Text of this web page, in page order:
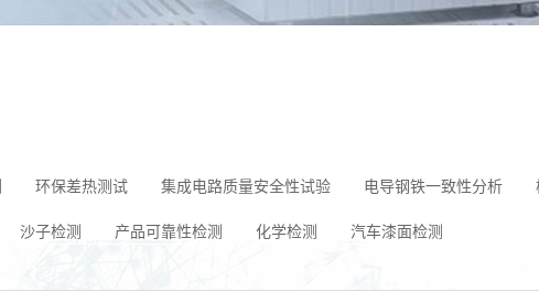
环保差热测试 集成电路质量安全性试验 电导钢铁一致性分析
沙子检测 产品可靠性检测 化学检测 汽车漆面检测